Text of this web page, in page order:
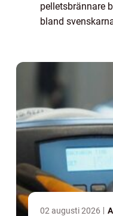
pelletsbrännare
bland
02 augusti 2026